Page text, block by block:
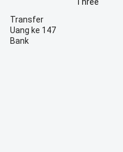
Transfer
Uang ke 147
Bank